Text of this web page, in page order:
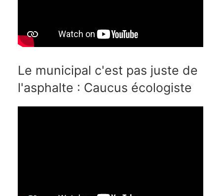
Le municipal c'est pas juste de
l'asphalte : Caucus écologiste